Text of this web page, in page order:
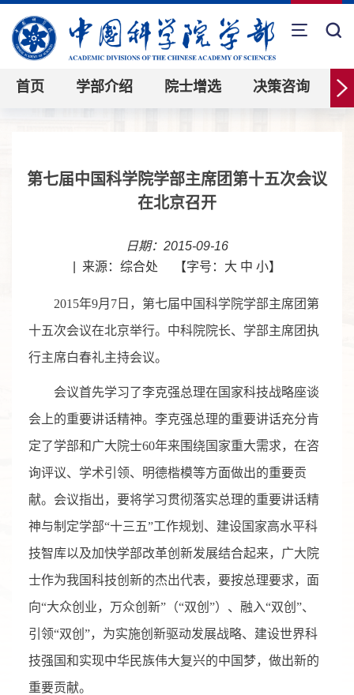
首页 学部介绍 院士增选 决策咨询
第七届中国科学院学部主席团第十五次会议
在北京召开
日期：2015-09-16
来源：综合处 【字号： 大 中 小】
2015年9月7日，第七届中国科学院学部主席团第
十五次会议在北京举行。中科院院长、学部主席团执
行主席白春礼主持会议。
会议首先学习了李克强总理在国家科技战略座谈
会上的重要讲话精神。李克强总理的重要讲话充分肯
定了学部和广大院士60年来围绕国家重大需求，在咨
询评议、学术引领、明德楷模等方面做出的重要贡
献。会议指出，要将学习贯彻落实总理的重要讲话精
神与制定学部“十三五”工作规划、建设国家高水平科
技智库以及加快学部改革创新发展结合起来，广大院
士作为我国科技创新的杰出代表，要按总理要求，面
向“大众创业，万众创新”（“双创”）、融入“双创”、
引领“双创”，为实施创新驱动发展战略、建设世界科
技强国和实现中华民族伟大复兴的中国梦，做出新的
重要贡献。